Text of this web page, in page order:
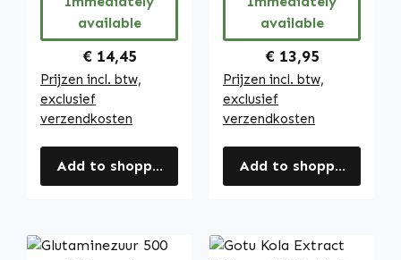
available
Regular price:
€ 14,45
Prijzen incl. btw,
exclusief
verzendkosten
Add to shopping cart
Vitalstoffe
available
Regular price:
€ 13,95
Prijzen incl. btw,
exclusief
verzendkosten
Add to shopping cart